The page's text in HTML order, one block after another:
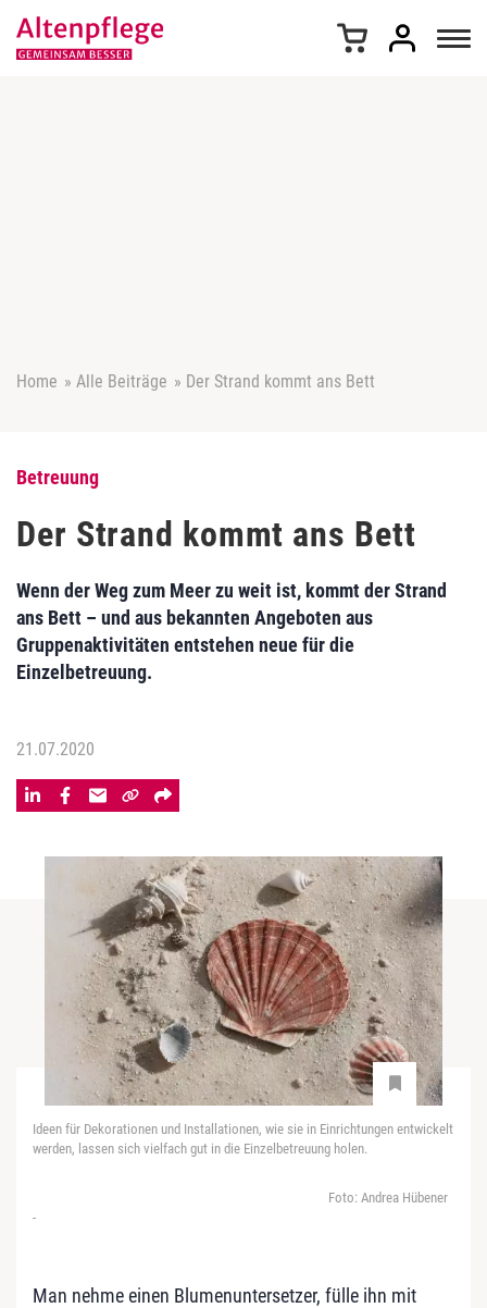
Home » Alle Beiträge » Der Strand kommt ans Bett
Betreuung
Der Strand kommt ans Bett
Wenn der Weg zum Meer zu weit ist, kommt der Strand
ans Bett – und aus bekannten Angeboten aus
Gruppenaktivitäten entstehen neue für die
Einzelbetreuung.
21.07.2020
Ideen für Dekorationen und Installationen, wie sie in Einrichtungen entwickelt
werden, lassen sich vielfach gut in die Einzelbetreuung holen.
Foto: Andrea Hübener
-
Man nehme einen Blumenuntersetzer, fülle ihn mit